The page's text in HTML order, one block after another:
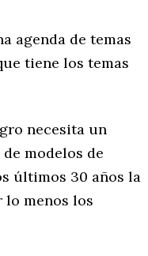
agenda de temas
tiene los temas
necesita un
modelos de
últimos 30 años la
lo menos los